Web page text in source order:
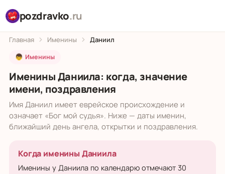
pozdravko.ru
Главная Именины Даниил
👦 Именины
Именины Даниила: когда, значение
имени, поздравления
Имя Даниил имеет еврейское происхождение и
означает «Бог мой судья». Ниже — даты именин,
ближайший день ангела, открытки и поздравления.
Когда именины Даниила
Именины у Даниила по календарю отмечают 30